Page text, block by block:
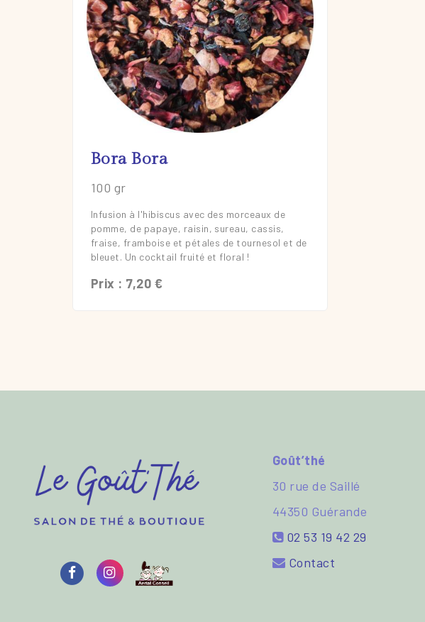
Bora Bora
100 gr
Infusion à l'hibiscus avec des morceaux de
pomme, de papaye, raisin, sureau, cassis,
fraise, framboise et pétales de tournesol et de
bleuet. Un cocktail fruité et floral !
Prix : 7,20 €
En savoir plus
Goût’thé
30 rue de Saillé
44350 Guérande
02 53 19 42 29
Contact